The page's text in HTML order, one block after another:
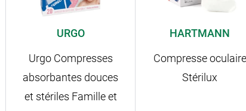
URGO
Urgo Compresses
absorbantes douces
et stériles Famille et
HARTMANN
Compresse oculaire
Stérilux